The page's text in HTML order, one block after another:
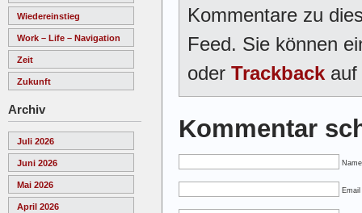
Wiedereinstieg
Work – Life – Navigation
Zeit
Zukunft
Archiv
Juli 2026
Juni 2026
Mai 2026
April 2026
Kommentare zu
Feed. Sie können
oder Trackback
Kommentar
Name